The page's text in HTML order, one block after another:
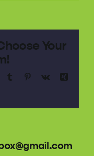
Your
Tumblr Pinterest
Vk